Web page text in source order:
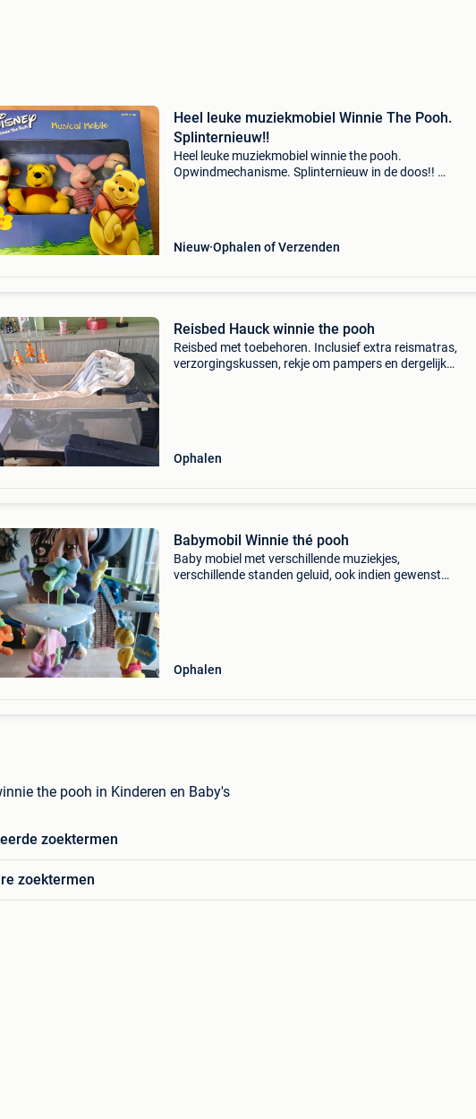
Heel leuke muziekmobiel Winnie The Pooh.
Splinternieuw!!
Heel leuke muziekmobiel winnie the pooh.
Opwindmechanisme. Splinternieuw in de doos!!
Nieuw Ophalen of Verzenden
Reisbed Hauck winnie the pooh
Reisbed met toebehoren. Inclusief extra reismatras,
verzorgingskussen, rekje om pampers en dergelijke
Ophalen
Babymobil Winnie thé pooh
Baby mobiel met verschillende muziekjes,
verschillende standen geluid, ook indien gewenst
Ophalen
the pooh in Kinderen en Baby's
zoektermen
zoektermen